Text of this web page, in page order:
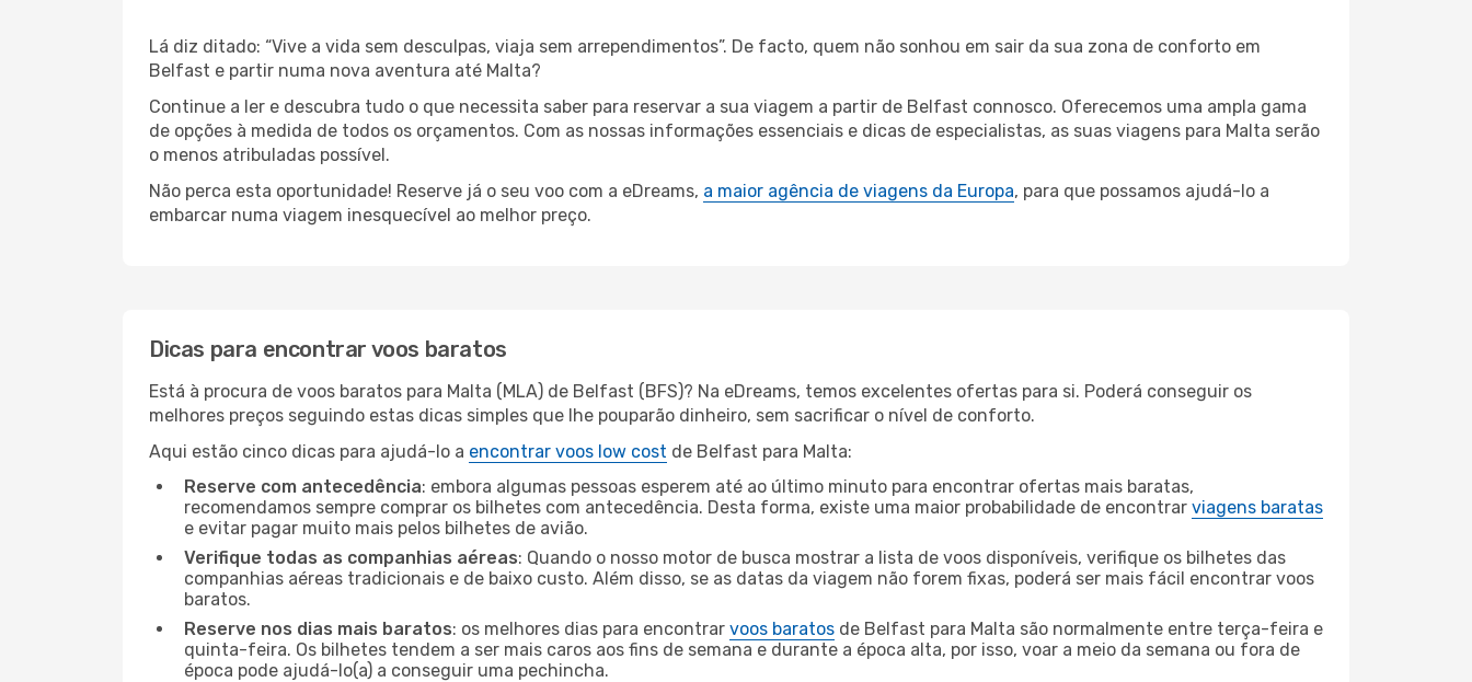
Lá diz ditado: “Vive a vida sem desculpas, viaja sem arrependimentos”. De facto, quem não sonhou em sair da sua zona de conforto em
Belfast e partir numa nova aventura até Malta?
Continue a ler e descubra tudo o que necessita saber para reservar a sua viagem a partir de Belfast connosco. Oferecemos uma ampla gama
de opções à medida de todos os orçamentos. Com as nossas informações essenciais e dicas de especialistas, as suas viagens para Malta serão
o menos atribuladas possível.
Não perca esta oportunidade! Reserve já o seu voo com a eDreams, a maior agência de viagens da Europa, para que possamos ajudá-lo a
embarcar numa viagem inesquecível ao melhor preço.
Dicas para encontrar voos baratos
Está à procura de voos baratos para Malta (MLA) de Belfast (BFS)? Na eDreams, temos excelentes ofertas para si. Poderá conseguir os
melhores preços seguindo estas dicas simples que lhe pouparão dinheiro, sem sacrificar o nível de conforto.
Aqui estão cinco dicas para ajudá-lo a encontrar voos low cost de Belfast para Malta:
Reserve com antecedência: embora algumas pessoas esperem até ao último minuto para encontrar ofertas mais baratas,
recomendamos sempre comprar os bilhetes com antecedência. Desta forma, existe uma maior probabilidade de encontrar viagens baratas
e evitar pagar muito mais pelos bilhetes de avião.
Verifique todas as companhias aéreas: Quando o nosso motor de busca mostrar a lista de voos disponíveis, verifique os bilhetes das
companhias aéreas tradicionais e de baixo custo. Além disso, se as datas da viagem não forem fixas, poderá ser mais fácil encontrar voos
baratos.
Reserve nos dias mais baratos: os melhores dias para encontrar voos baratos de Belfast para Malta são normalmente entre terça-feira e
quinta-feira. Os bilhetes tendem a ser mais caros aos fins de semana e durante a época alta, por isso, voar a meio da semana ou fora de
época pode ajudá-lo(a) a conseguir uma pechincha.